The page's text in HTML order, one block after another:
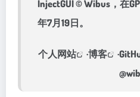
InjectGUI © Wibus，在
年7月19日。
个人网站 ·博客